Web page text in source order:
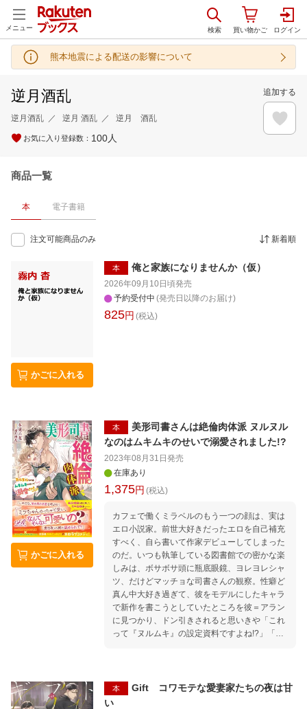
メニュー
熊本地震による配送の影響について
逆月酒乱
逆月酒乱 逆月 酒乱 逆月 酒乱
お気に入り登録数： 100人
追加する
商品一覧
本 電子書籍
注文可能商品のみ 新着順
かごに入れる
本 俺と家族になりませんか（仮）
2026年09月10日頃発売
予約受付中 (発売日以降のお届け)
825円 (税込)
かごに入れる
本
美形司書さんは絶倫肉体派 ヌルヌル
なのはムキムキのせいで溺愛されました!?
2023年08月31日発売
在庫あり
1,375円 (税込)
カフェで働くミラベルのもう一つの顔は、実は
エロ小説家。前世大好きだったエロを自己補充
すべく、自ら書いて作家デビューしてしまった
のだ。いつも執筆している図書館での密かな楽
しみは、ボサボサ頭に瓶底眼鏡、ヨレヨレシャ
ツ、だけどマッチョな司書さんの観察。性癖ど
真ん中大好き過ぎて、彼をモデルにしたキャラ
で新作を書こうとしていたところを彼＝アラン
に見つかり、ドン引きされると思いきや「これ
って『ヌルムキ』の設定資料ですよね!?」「先
う！ ドキドキを共有した二人は仲を深めてい
くが、アランの素顔はとんでもない超絶美形
本
Gift コワモテな愛妻家たちの夜は甘
い